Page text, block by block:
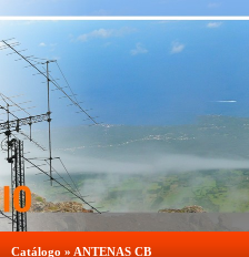
Catálogo » ANTENAS CB